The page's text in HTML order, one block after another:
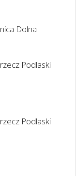
Dolna
Podlaski
Podlaski